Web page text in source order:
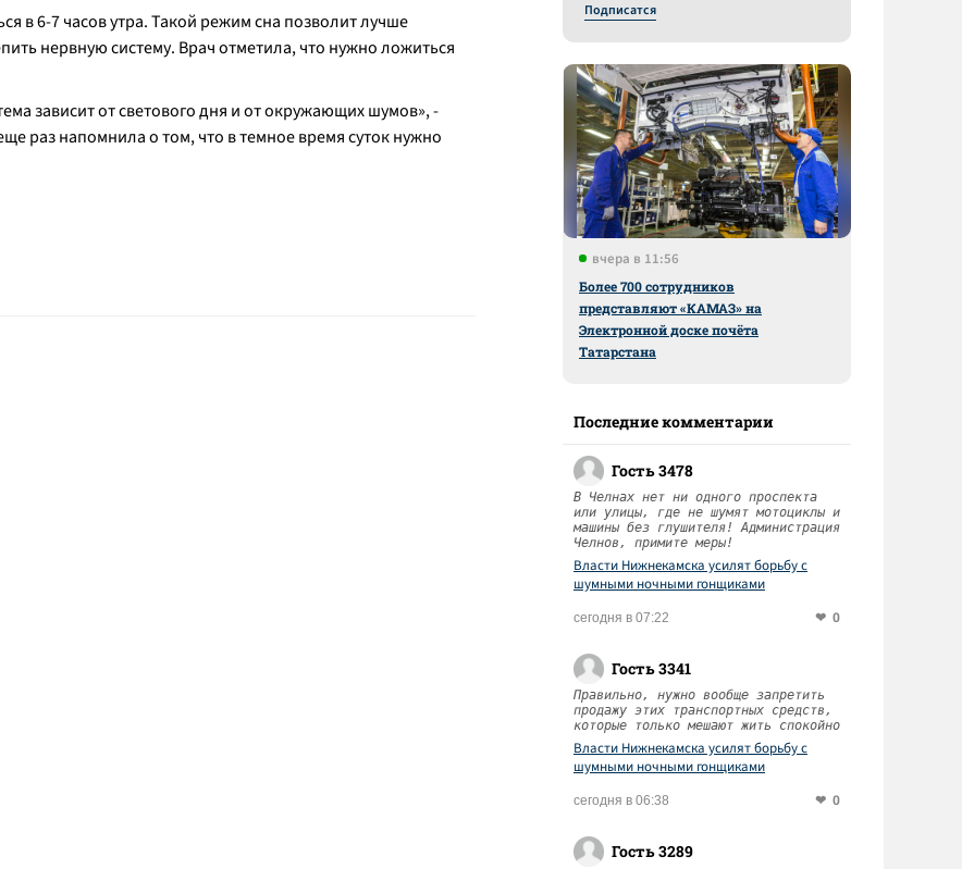
в 6-7 часов утра. Такой режим сна позволит лучше
нервную систему. Врач отметила, что нужно ложиться
зависит от светового дня и от окружающих шумов», -
раз напомнила о том, что в темное время суток нужно
Подписатся
вчера в 11:56
Более 700 сотрудников
представляют «КАМАЗ» на
Электронной доске почёта
Татарстана
Последние комментарии
Гость 3478
В Челнах нет ни одного проспекта
или улицы, где не шумят мотоциклы и
машины без глушителя! Администрация
Челнов, примите меры!
Власти Нижнекамска усилят борьбу с
шумными ночными гонщиками
сегодня в 07:22 0
Гость 3341
Правильно, нужно вообще запретить
продажу этих транспортных средств,
которые только мешают жить спокойно
Власти Нижнекамска усилят борьбу с
шумными ночными гонщиками
сегодня в 06:38 0
Гость 3289